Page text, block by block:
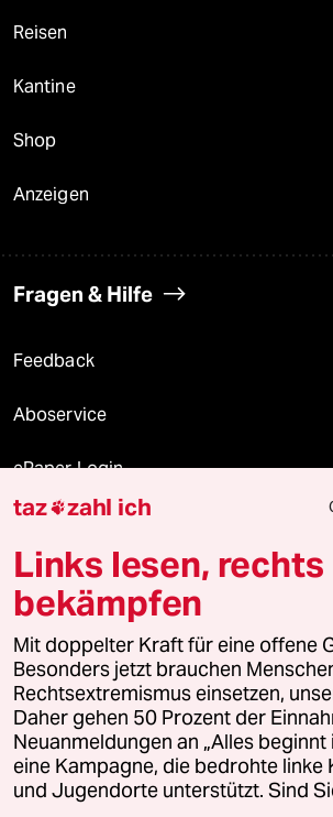
Reisen
Kantine
Shop
Anzeigen
Fragen & Hilfe
Feedback
Aboservice
ePaper Login
Downloads für Abonnierende
© 2026 taz Verlags und Vertriebs GmbH
Alle Rechte vorbehalten. Bei rechtlichen Fragen
wenden Sie sich bitte an lizenzen@taz.de
Feedback Redaktionsstatut
Leitlinie Informant Datenschutz
taz zahl ich
Links lesen, rechts
bekämpfen
Mit doppelter Kraft für eine offene
Besonders jetzt brauchen
Rechtsextremismus einsetzen,
Daher gehen 50 Prozent der
Neuanmeldungen an „Alles beginnt
eine Kampagne, die bedrohte linke
und Jugendorte unterstützt. Sind